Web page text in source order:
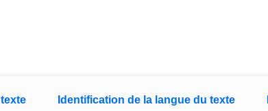
Identification de la langue du texte